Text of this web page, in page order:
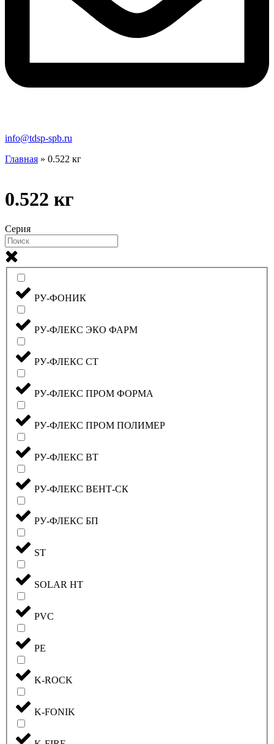
info@tdsp-spb.ru
Главная » 0.522 кг
0.522 кг
Серия
РУ-ФОНИК
РУ-ФЛЕКС ЭКО ФАРМ
РУ-ФЛЕКС СТ
РУ-ФЛЕКС ПРОМ ФОРМА
РУ-ФЛЕКС ПРОМ ПОЛИМЕР
РУ-ФЛЕКС ВТ
РУ-ФЛЕКС ВЕНТ-СК
РУ-ФЛЕКС БП
ST
SOLAR HT
PVC
PE
K-ROCK
K-FONIK